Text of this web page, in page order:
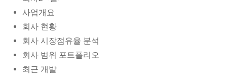
사업개요
회사 현황
회사 시장점유율 분석
회사 범위 포트폴리오
최근 개발